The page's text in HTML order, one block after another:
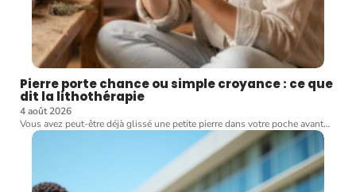
Pierre porte chance ou simple croyance : ce que
dit la lithothérapie
4 août 2026
Vous avez peut-être déjà glissé une petite pierre dans votre poche avant…